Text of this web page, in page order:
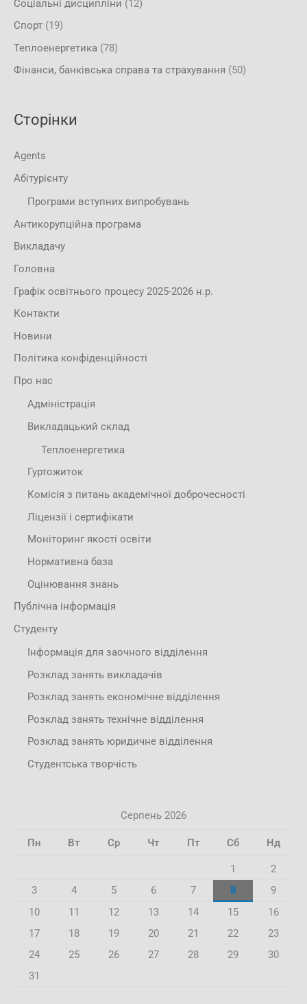
Соціальні дисципліни (12)
Спорт (19)
Теплоенергетика (78)
Фінанси, банківська справа та страхування (50)
Сторінки
Agents
Абітурієнту
Програми вступних випробувань
Антикорупційна програма
Викладачу
Головна
Графік освітнього процесу 2025-2026 н.р.
Контакти
Новини
Політика конфіденційності
Про нас
Адміністрація
Викладацький склад
Теплоенергетика
Гуртожиток
Комісія з питань академічної доброчесності
Ліцензії і сертифікати
Моніторинг якості освіти
Нормативна база
Оцінювання знань
Публічна інформація
Студенту
Інформація для заочного відділення
Розклад занять викладачів
Розклад занять економічне відділення
Розклад занять технічне відділення
Розклад занять юридичне відділення
Студентська творчість
Серпень 2026
Пн Вт Ср Чт Пт Сб Нд
1
2
3
4 5 6 7 8
9
10
11 12 13 14 15
16
17
18 19 20 21 22
23
24
25 26 27 28 29
30
31